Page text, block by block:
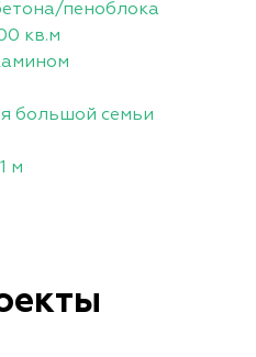
пеноблока
кв.м
большой семьи
м